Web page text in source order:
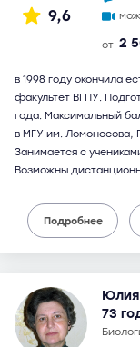
9,6
от 2
в 1998 году окончила
факультет ВГПУ.
года. Максимальный
в МГУ им. Ломоносова,
Занимается с
Возможны
Подробнее
Юлия
73